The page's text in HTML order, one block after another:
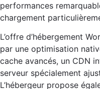
performances
chargement
L’offre d’hébergement
par une optimisation
cache avancés, un CDN
serveur spécialement
L’hébergeur propose